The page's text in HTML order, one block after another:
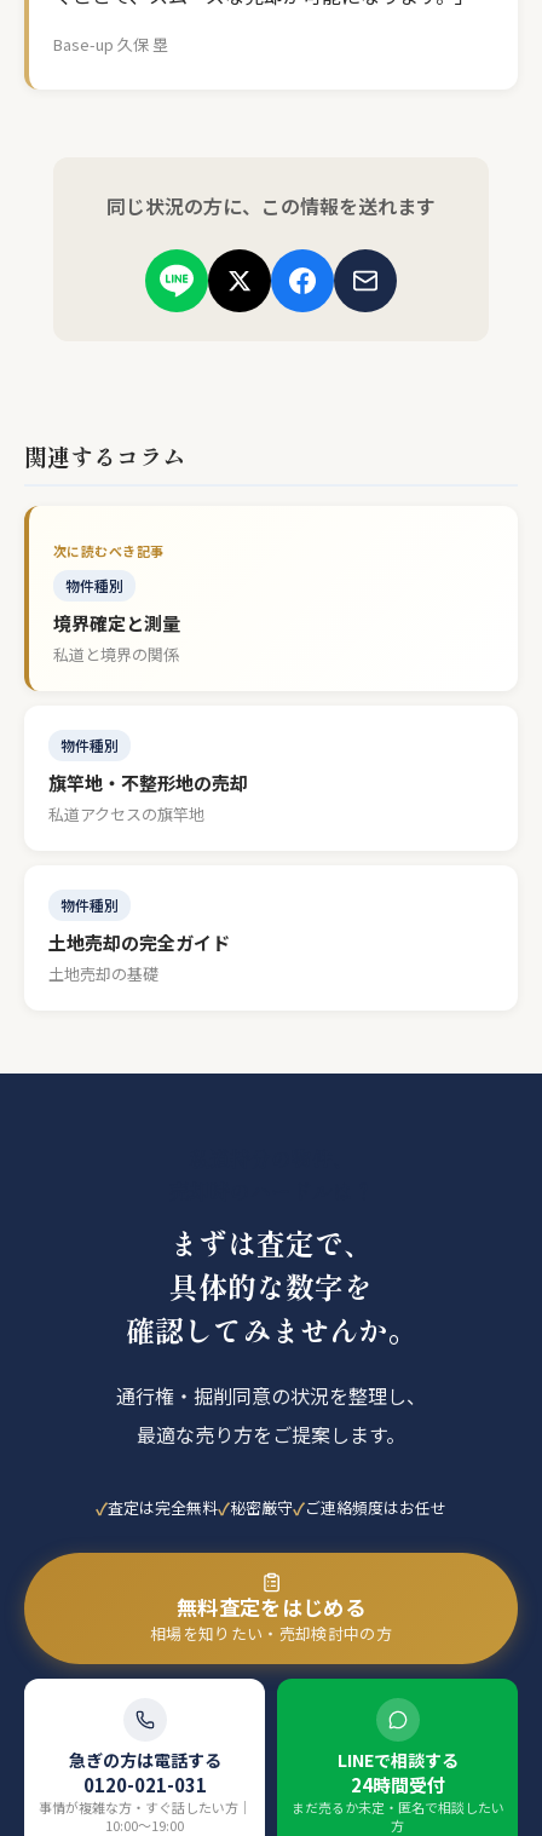
Base-up 久保 塁
同じ状況の方に、この情報を送れます
関連するコラム
物件種別
境界確定と測量
私道と境界の関係
物件種別
旗竿地・不整形地の売却
私道アクセスの旗竿地
物件種別
土地売却の完全ガイド
土地売却の基礎
まずは査定で、
具体的な数字を
確認してみませんか。
通行権・掘削同意の状況を整理し、
最適な売り方をご提案します。
査定は完全無料 秘密厳守 ご連絡頻度はお任せ
無料査定をはじめる
相場を知りたい・売却検討中の方
急ぎの方は電話する
0120-021-031
事情が複雑な方・すぐ話したい方｜
10:00〜19:00
LINEで相談する
24時間受付
まだ売るか未定・匿名で相談したい
方